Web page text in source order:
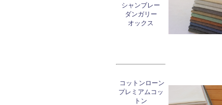
シャンブレー
ダンガリー
オックス
コットンローン
プレミアムコッ
トン